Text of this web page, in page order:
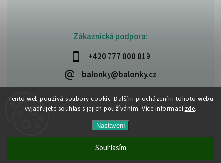
Tento web používá soubory cookie. Dalším procházením tohoto webu
vyjadřujete souhlas s jejich používáním. Více informací zde.
Nastavení
Souhlasím
Zákaznická podpora:
+420 777 000 019
balonky@balonky.cz
Party-narozeniny. Všechna práva vyhrazena.
Upravit nastavení cookies
VytvořilShoptet | Design